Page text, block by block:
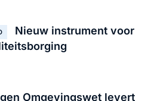
Nieuw instrument voor
Omgevingswet levert